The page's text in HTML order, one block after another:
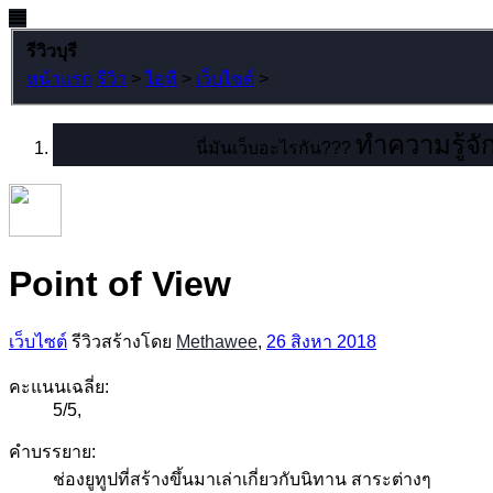
รีวิวบุรี
หน้าแรก รีวิว > ไอที > เว็บไซต์ >
นี่มันเว็บอะไรกัน??? ทำความรู้จั
Point of View
เว็บไซต์ รีวิวสร้างโดย Methawee, 26 สิงหา 2018
คะแนนเฉลี่ย:
5/5,
คำบรรยาย:
ช่องยูทูปที่สร้างขึ้นมาเล่าเกี่ยวกับนิทาน สาระต่างๆ